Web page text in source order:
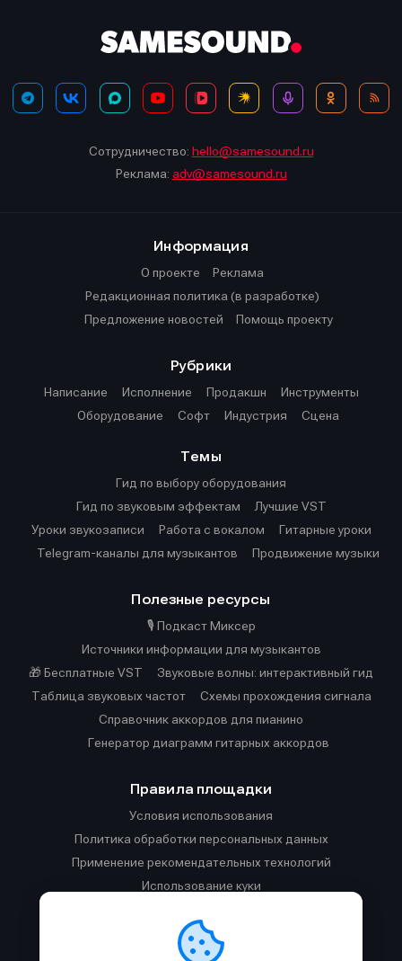
Сотрудничество: hello@samesound.ru
Реклама: adv@samesound.ru
Информация
О проекте
Реклама
Редакционная политика (в разработке)
Предложение новостей
Помощь проекту
Рубрики
Написание
Исполнение Продакшн
Инструменты
Оборудование
Софт Индустрия Сцена
Темы
Гид по выбору оборудования
Гид по звуковым эффектам
Лучшие VST
Уроки звукозаписи
Работа с вокалом
Гитарные уроки
Telegram-каналы для музыкантов
Продвижение музыки
Полезные ресурсы
🎙️ Подкаст Миксер
Источники информации для музыкантов
🎁 Бесплатные VST
Звуковые волны: интерактивный гид
Таблица звуковых частот
Cхемы прохождения сигнала
Справочник аккордов для пианино
Генератор диаграмм гитарных аккордов
Правила площадки
Условия использования
Политика обработки персональных данных
Применение рекомендательных технологий
Использование куки
Правила общения в Телеграм-чате